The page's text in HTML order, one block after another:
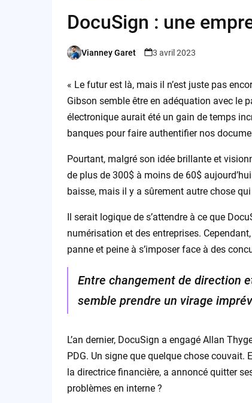
DocuSign : une
Posted
Vianney Garet 3 avril 2023
« Le futur est là, mais il n’est juste pas
Gibson semble être en adéquation avec le
électronique aurait été un gain de temps
banques pour faire authentifier nos
Pourtant, malgré son idée brillante et
de plus de 300$ à moins de 60$
baisse, mais il y a sûrement autre chose
Il serait logique de s’attendre à ce que
numérisation et des entreprises.
panne et peine à s’imposer face à des
Entre changement de direction
semble prendre un virage
L’an dernier, DocuSign a engagé Allan
PDG. Un signe que quelque chose couvait.
la directrice financière, a annoncé quitter
problèmes en interne ?